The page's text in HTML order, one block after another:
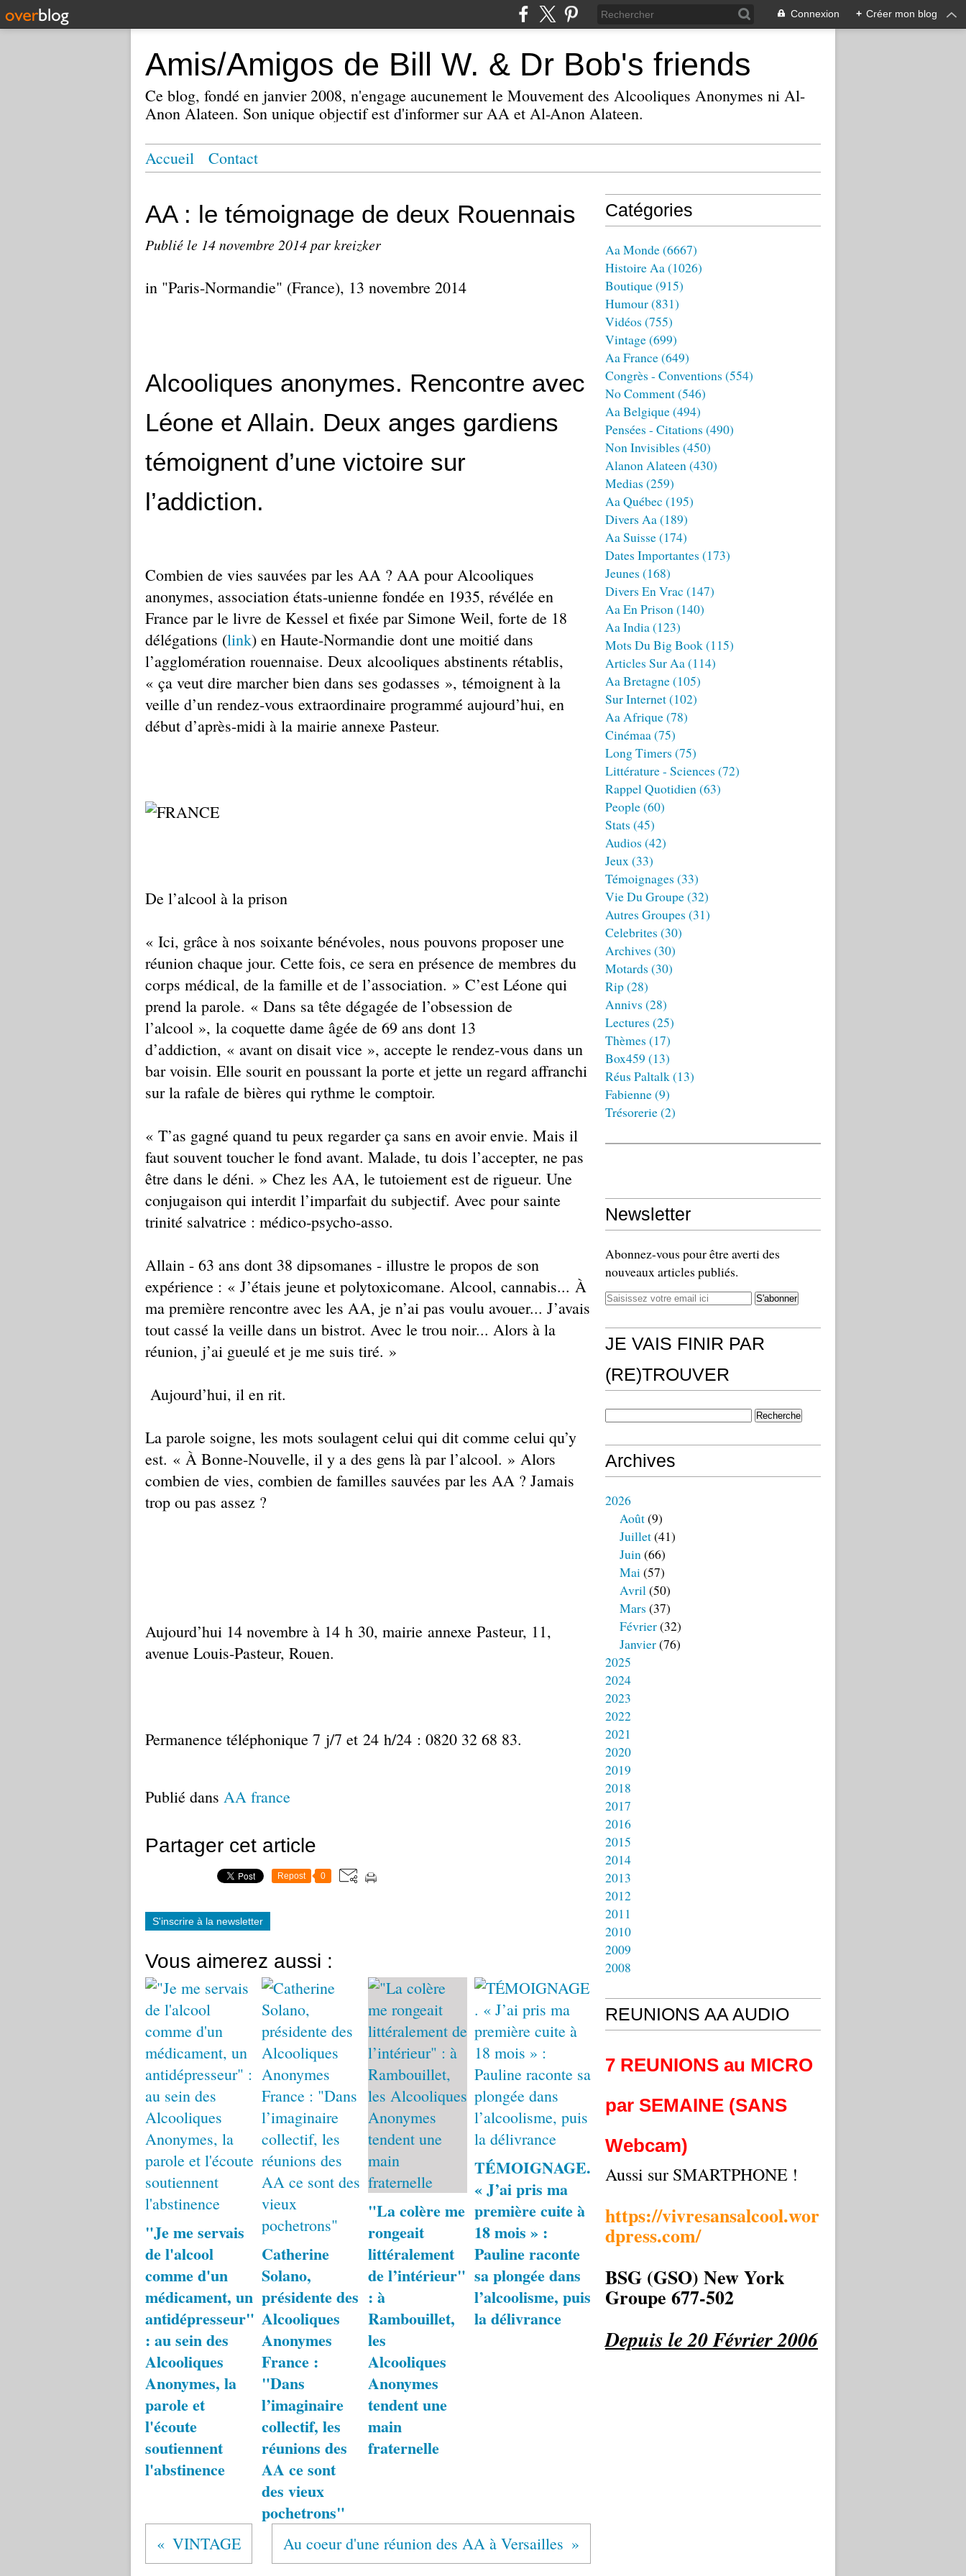
Connexion + Créer mon blog
Amis/Amigos de Bill W. & Dr Bob's friends
Ce blog, fondé en janvier 2008, n'engage aucunement le Mouvement des Alcooliques Anonymes ni Al-
Anon Alateen. Son unique objectif est d'informer sur AA et Al-Anon Alateen.
Accueil Contact
AA : le témoignage de deux Rouennais
Publié le 14 novembre 2014par kreizker
in "Paris-Normandie" (France), 13 novembre 2014
Alcooliques anonymes. Rencontre avec
Léone et Allain. Deux anges gardiens
témoignent d’une victoire sur
l’addiction.
Combien de vies sauvées par les AA ? AA pour Alcooliques
anonymes, association états-unienne fondée en 1935, révélée en
France par le livre de Kessel et fixée par Simone Weil, forte de 18
délégations (link) en Haute-Normandie dont une moitié dans
l’agglomération rouennaise. Deux alcooliques abstinents rétablis,
« ça veut dire marcher bien dans ses godasses », témoignent à la
veille d’un rendez-vous extraordinaire programmé aujourd’hui, en
début d’après-midi à la mairie annexe Pasteur.
De l’alcool à la prison
« Ici, grâce à nos soixante bénévoles, nous pouvons proposer une
réunion chaque jour. Cette fois, ce sera en présence de membres du
corps médical, de la famille et de l’association. » C’est Léone qui
prend la parole. « Dans sa tête dégagée de l’obsession de
l’alcool », la coquette dame âgée de 69 ans dont 13
d’addiction, « avant on disait vice », accepte le rendez-vous dans un
bar voisin. Elle sourit en poussant la porte et jette un regard affranchi
sur la rafale de bières qui rythme le comptoir.
« T’as gagné quand tu peux regarder ça sans en avoir envie. Mais il
faut souvent toucher le fond avant. Malade, tu dois l’accepter, ne pas
être dans le déni. » Chez les AA, le tutoiement est de rigueur. Une
conjugaison qui interdit l’imparfait du subjectif. Avec pour sainte
trinité salvatrice : médico-psycho-asso.
Allain - 63 ans dont 38 dipsomanes - illustre le propos de son
expérience : « J’étais jeune et polytoxicomane. Alcool, cannabis... À
ma première rencontre avec les AA, je n’ai pas voulu avouer... J’avais
tout cassé la veille dans un bistrot. Avec le trou noir... Alors à la
réunion, j’ai gueulé et je me suis tiré. »
Aujourd’hui, il en rit.
La parole soigne, les mots soulagent celui qui dit comme celui qu’y
est. « À Bonne-Nouvelle, il y a des gens là par l’alcool. » Alors
combien de vies, combien de familles sauvées par les AA ? Jamais
trop ou pas assez ?
Aujourd’hui 14 novembre à 14 h 30, mairie annexe Pasteur, 11,
avenue Louis-Pasteur, Rouen.
Permanence téléphonique 7 j/7 et 24 h/24 : 0820 32 68 83.
Publié dans AA france
Partager cet article
Repost 0
S'inscrire à la newsletter
Vous aimerez aussi :
"Je me servais
de l'alcool
comme d'un
médicament, un
antidépresseur"
: au sein des
Alcooliques
Anonymes, la
parole et
l'écoute
soutiennent
l'abstinence
Catherine
Solano,
présidente des
Alcooliques
Anonymes
France :
"Dans
l’imaginaire
collectif, les
réunions des
AA ce sont
des vieux
pochetrons"
"La colère me
rongeait
littéralement
de l’intérieur"
: à
Rambouillet,
les
Alcooliques
Anonymes
tendent une
main
fraternelle
TÉMOIGNAGE.
« J’ai pris ma
première cuite à
18 mois » :
Pauline raconte
sa plongée dans
l’alcoolisme, puis
la délivrance
VINTAGE Au coeur d'une réunion des AA à Versailles
Catégories
Aa Monde(6667)
Histoire Aa(1026)
Boutique(915)
Humour(831)
Vidéos (755)
Vintage(699)
Aa France(649)
Congrès - Conventions (554)
No Comment(546)
Aa Belgique(494)
Pensées - Citations (490)
Non Invisibles (450)
Alanon Alateen(430)
Medias (259)
Aa Québec (195)
Divers Aa(189)
Aa Suisse(174)
Dates Importantes (173)
Jeunes (168)
Divers En Vrac (147)
Aa En Prison(140)
Aa India(123)
Mots Du Big Book(115)
Articles Sur Aa(114)
Aa Bretagne(105)
Sur Internet(102)
Aa Afrique(78)
Cinémaa(75)
Long Timers (75)
Littérature - Sciences (72)
Rappel Quotidien(63)
People(60)
Stats (45)
Audios (42)
Jeux(33)
Témoignages (33)
Vie Du Groupe(32)
Autres Groupes (31)
Celebrites (30)
Archives (30)
Motards (30)
Rip(28)
Annivs (28)
Lectures (25)
Thèmes (17)
Box459 (13)
Réus Paltalk(13)
Fabienne(9)
Trésorerie(2)
Newsletter
Abonnez-vous pour être averti des
nouveaux articles publiés.
JE VAIS FINIR PAR
(RE)TROUVER
Archives
2026
Août(9)
Juillet(41)
Juin(66)
Mai(57)
Avril(50)
Mars (37)
Février(32)
Janvier(76)
2025
2024
2023
2022
2021
2020
2019
2018
2017
2016
2015
2014
2013
2012
2011
2010
2009
2008
REUNIONS AA AUDIO
7 REUNIONS au MICRO
par SEMAINE (SANS
Webcam)
Aussi sur SMARTPHONE !
https://vivresansalcool.wor
dpress.com/
BSG (GSO) New York
Groupe 677-502
Depuis le 20 Février 2006